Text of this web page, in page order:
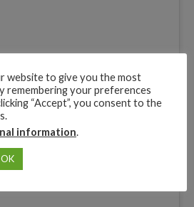
website to give you the most
remembering your preferences
“Accept”, you consent to the
information.
OK